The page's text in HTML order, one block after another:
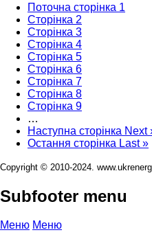
Поточна сторінка 1
Сторінка 2
Сторінка 3
Сторінка 4
Сторінка 5
Сторінка 6
Сторінка 7
Сторінка 8
Сторінка 9
…
Наступна сторінка Next
Остання сторінка Last »
Copyright © 2010-2024.
Subfooter menu
Меню Меню